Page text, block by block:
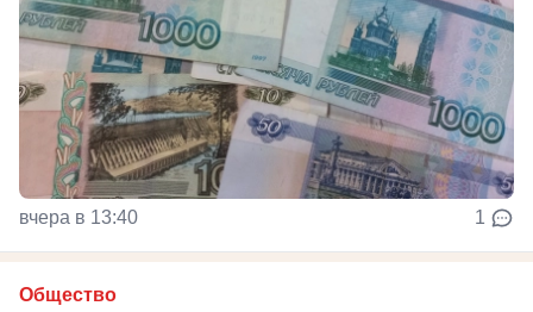
вчера в 13:40 1
Общество